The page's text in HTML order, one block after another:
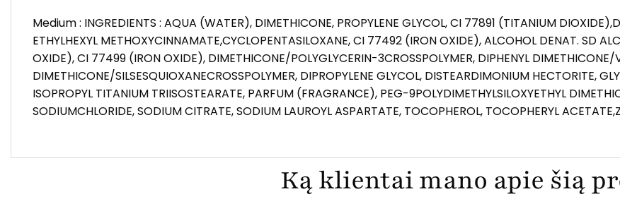
Medium : INGREDIENTS : AQUA (WATER), DIMETHICONE, PROPYLENE GLYCOL, CI 77891 (TITANIUM
ETHYLHEXYL METHOXYCINNAMATE,CYCLOPENTASILOXANE, CI 77492 (IRON OXIDE), ALCOHOL DENAT. SD
OXIDE), CI 77499 (IRON OXIDE), DIMETHICONE/POLYGLYCERIN-3CROSSPOLYMER, DIPHENYL DIMETHICONE/
DIMETHICONE/SILSESQUIOXANECROSSPOLYMER, DIPROPYLENE GLYCOL, DISTEARDIMONIUM HECTORITE,
ISOPROPYL TITANIUM TRIISOSTEARATE, PARFUM (FRAGRANCE), PEG-9POLYDIMETHYLSILOXYETHYL
SODIUMCHLORIDE, SODIUM CITRATE, SODIUM LAUROYL ASPARTATE, TOCOPHEROL, TOCOPHERYL
Ką klientai mano apie šią